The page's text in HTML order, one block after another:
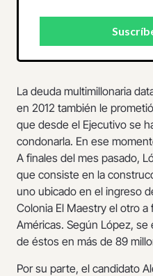
La deuda multimillonaria
en 2012 también le
que desde el Ejecutivo se
condonarla. En ese
A finales del mes pasado,
que consiste en la
uno ubicado en el ingreso
Colonia El Maestry el otro a
Américas. Según López,
de éstos en más de 89
Por su parte, el candidato